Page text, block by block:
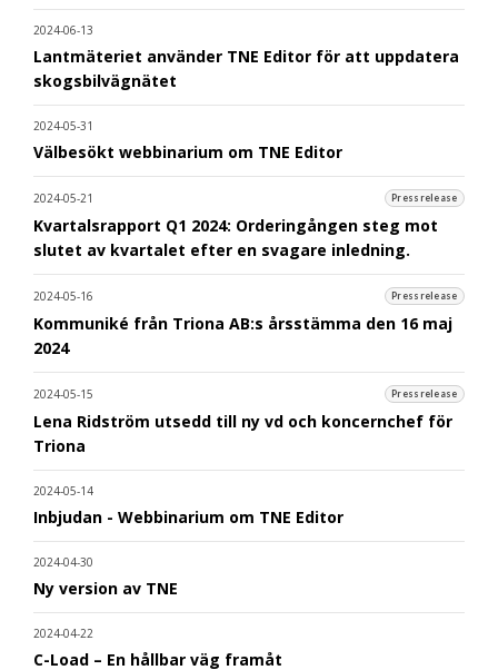
2024-06-13
Lantmäteriet använder TNE Editor för att uppdatera
skogsbilvägnätet
2024-05-31
Välbesökt webbinarium om TNE Editor
2024-05-21 Pressrelease
Kvartalsrapport Q1 2024: Orderingången steg mot
slutet av kvartalet efter en svagare inledning.
2024-05-16 Pressrelease
Kommuniké från Triona AB:s årsstämma den 16 maj
2024
2024-05-15 Pressrelease
Lena Ridström utsedd till ny vd och koncernchef för
Triona
2024-05-14
Inbjudan - Webbinarium om TNE Editor
2024-04-30
Ny version av TNE
2024-04-22
C-Load – En hållbar väg framåt